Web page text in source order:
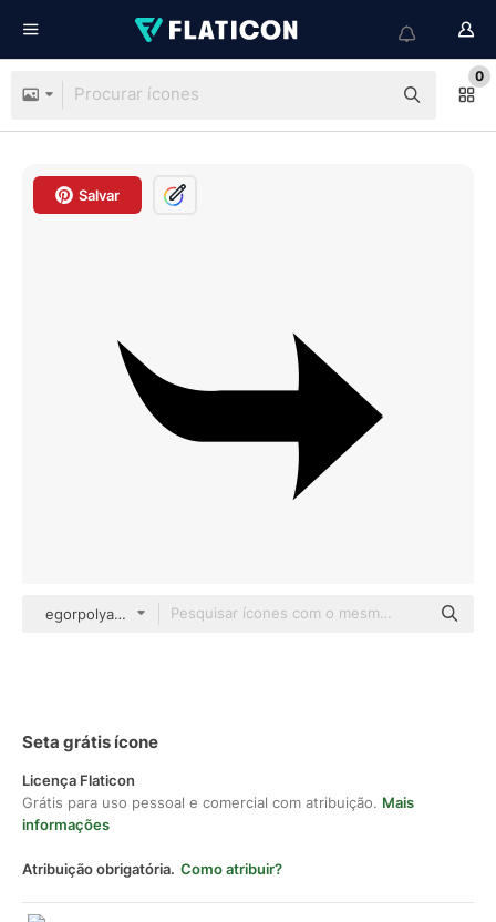
0
Salvar
egorpolyakov Others
Seta grátis ícone
Licença Flaticon
Grátis para uso pessoal e comercial com atribuição. Mais
informações
Atribuição obrigatória. Como atribuir?